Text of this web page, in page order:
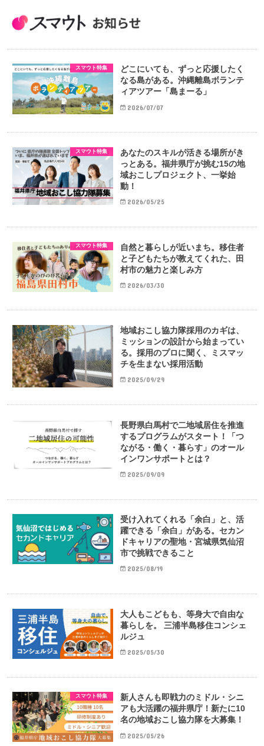
スマウト特集
どこにいても、ずっと応援したく
なる島がある。沖縄離島ボランテ
ィアツアー「島まーる」
2026/07/07
スマウト特集
あなたのスキルが活きる場所がき
っとある。福井県庁が挑む15の地
域おこしプロジェクト、一挙始
動！
2026/05/25
スマウト特集
自然と暮らしが近いまち。移住者
と子どもたちが教えてくれた、田
村市の魅力と楽しみ方
2026/03/30
地域おこし協力隊採用のカギは、
ミッションの設計から始まってい
る。採用のプロに聞く、ミスマッ
チを生まない採用活動
2025/09/29
長野県白馬村で二地域居住を推進
するプログラムがスタート！「つ
ながる・働く・暮らす」のオール
インワンサポートとは？
2025/09/09
受け入れてくれる「余白」と、活
躍できる「余白」がある。セカン
ドキャリアの聖地・宮城県気仙沼
市で挑戦できること
2025/08/19
大人もこどもも、等身大で自由な
暮らしを。 三浦半島移住コンシェ
ルジュ
2025/05/30
スマウト特集
新人さんも即戦力のミドル・シニ
アも大活躍の福井県庁！新たに10
名の地域おこし協力隊を大募集！
2025/05/26